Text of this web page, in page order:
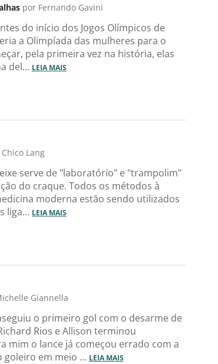
por Fernando Gavini
do início dos Jogos Olímpicos de
a Olimpíada das mulheres para o
pela primeira vez na história, elas
del... LEIA MAIS
Lang
serve de "laboratório" e "trampolim"
do craque. Todos os métodos à
moderna estão sendo utilizados
liga... LEIA MAIS
Giannella
o primeiro gol com o desarme de
Rios e Allison terminou
mim o lance já começou errado com a
goleiro em meio ... LEIA MAIS